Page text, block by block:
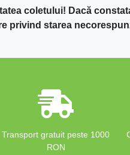
coletului! Dacă
privind starea
Transport gratuit peste 1000
RON